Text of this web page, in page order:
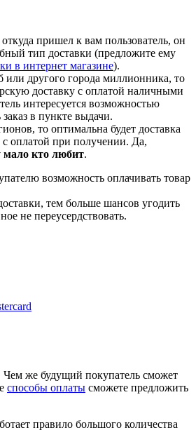
пришел к вам пользователь, он
тип доставки (предложите ему
в интернет магазине).
другого города миллионника, то
доставку с оплатой наличными
интересуется возможностью
заказ в пункте выдачи.
то оптимальна будет доставка
оплатой при получении. Да,
мало кто любит.
возможность оплачивать товар
тем больше шансов угодить
не переусердствовать.
Чем же будущий покупатель сможет
способы оплаты сможете предложить
правило большого количества